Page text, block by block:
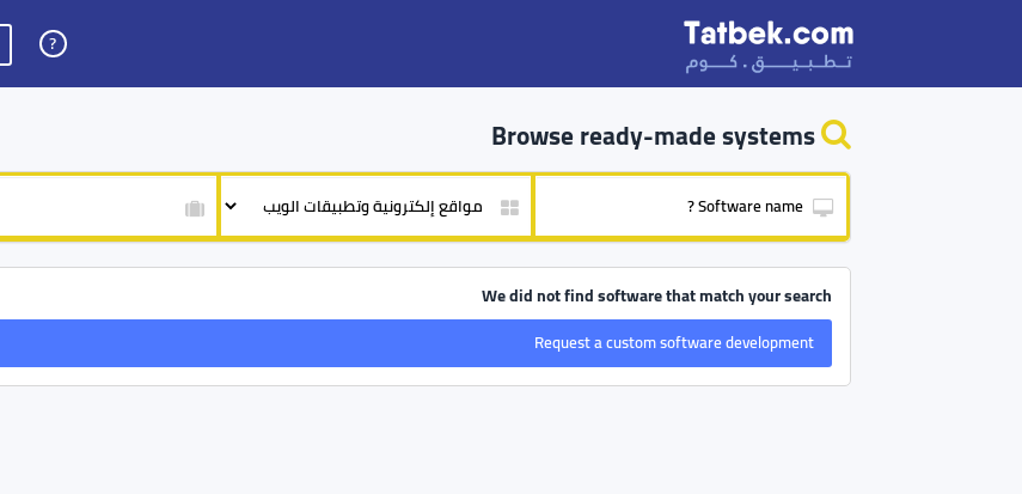
?
Browse ready-made systems
We did not find software that match your search
Request a custom software development